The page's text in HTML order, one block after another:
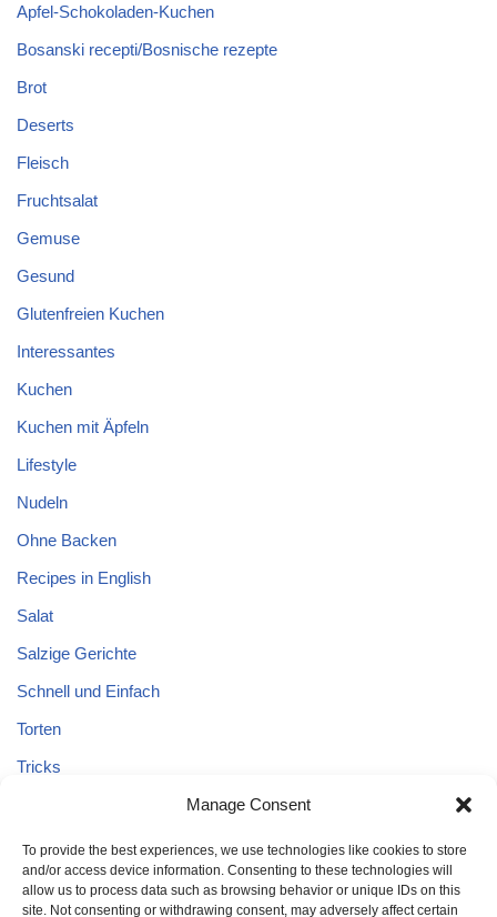
Manage Consent
To provide the best experiences, we use technologies like cookies to store
and/or access device information. Consenting to these technologies will
allow us to process data such as browsing behavior or unique IDs on this
site. Not consenting or withdrawing consent, may adversely affect certain
Apfel-Schokoladen-Kuchen
Bosanski recepti/Bosnische rezepte
Brot
Deserts
Fleisch
Fruchtsalat
Gemuse
Gesund
Glutenfreien Kuchen
Interessantes
Kuchen
Kuchen mit Äpfeln
Lifestyle
Nudeln
Ohne Backen
Recipes in English
Salat
Salzige Gerichte
Schnell und Einfach
Torten
Tricks
Uncategorized
Vegane Kuchen